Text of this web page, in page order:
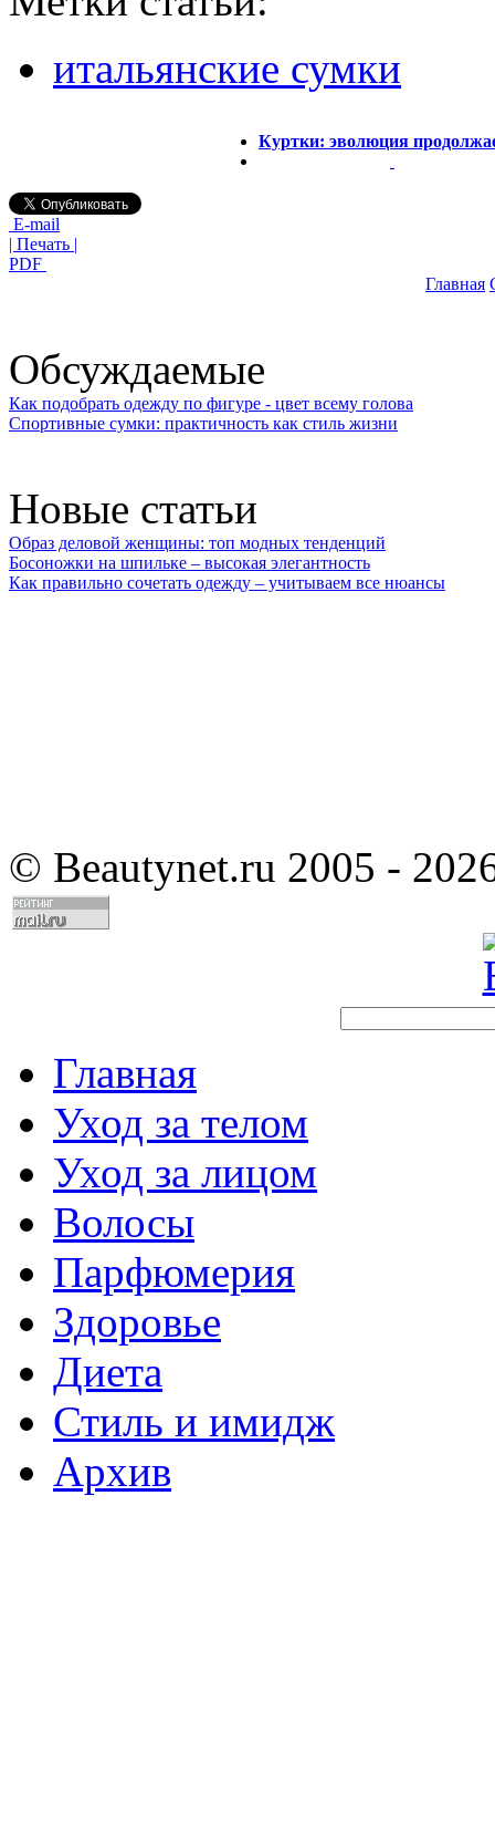
итальянские сумки
Куртки: эволюция
E-mail
| Печать |
PDF
Главная
Обсуждаемые
Как подобрать одежду по фигуре - цвет всему голова
Спортивные сумки: практичность как стиль жизни
Новые статьи
Образ деловой женщины: топ модных тенденций
Босоножки на шпильке – высокая элегантность
Как правильно сочетать одежду – учитываем все нюансы
© Beautynet.ru 2005 -
Главная
Уход за телом
Уход за лицом
Волосы
Парфюмерия
Здоровье
Диета
Стиль и имидж
Архив